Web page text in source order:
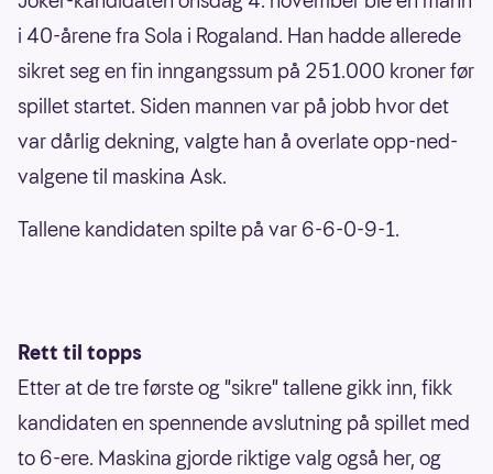
i 40-årene fra Sola i Rogaland. Han hadde allerede
sikret seg en fin inngangssum på 251.000 kroner før
spillet startet. Siden mannen var på jobb hvor det
var dårlig dekning, valgte han å overlate opp-ned-
valgene til maskina Ask.
Tallene kandidaten spilte på var 6-6-0-9-1.
Rett til topps
Etter at de tre første og "sikre" tallene gikk inn, fikk
kandidaten en spennende avslutning på spillet med
to 6-ere. Maskina gjorde riktige valg også her, og